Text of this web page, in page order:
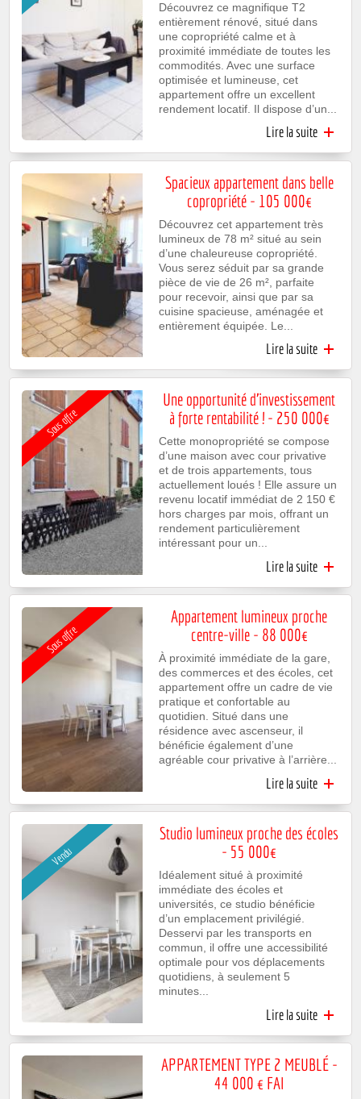
Découvrez ce magnifique T2
entièrement rénové, situé dans
une copropriété calme et à
proximité immédiate de toutes les
commodités. Avec une surface
optimisée et lumineuse, cet
appartement offre un excellent
rendement locatif. Il dispose d’un...
Lire la suite
de
Sainte-
Spacieux appartement dans belle
copropriété - 105 000€
Découvrez cet appartement très
lumineux de 78 m² situé au sein
d’une chaleureuse copropriété.
Vous serez séduit par sa grande
pièce de vie de 26 m², parfaite
pour recevoir, ainsi que par sa
cuisine spacieuse, aménagée et
entièrement équipée. Le...
Lire la suite de
dans
- 105
Sous offre
Une opportunité d’investissement
à forte rentabilité ! - 250 000€
Cette monopropriété se compose
d’une maison avec cour privative
et de trois appartements, tous
actuellement loués ! Elle assure un
revenu locatif immédiat de 2 150 €
hors charges par mois, offrant un
rendement particulièrement
intéressant pour un...
Lire la suite
Sous offre
Appartement lumineux proche
centre-ville - 88 000€
À proximité immédiate de la gare,
des commerces et des écoles, cet
appartement offre un cadre de vie
pratique et confortable au
quotidien. Situé dans une
résidence avec ascenseur, il
bénéficie également d’une
agréable cour privative à l’arrière...
Lire la suite
centre-
Vendu
Studio lumineux proche des écoles
- 55 000€
Idéalement situé à proximité
immédiate des écoles et
universités, ce studio bénéficie
d’un emplacement privilégié.
Desservi par les transports en
commun, il offre une accessibilité
optimale pour vos déplacements
quotidiens, à seulement 5
minutes...
Lire la suite
lumineux
proche
APPARTEMENT TYPE 2 MEUBLÉ -
44 000 € FAI